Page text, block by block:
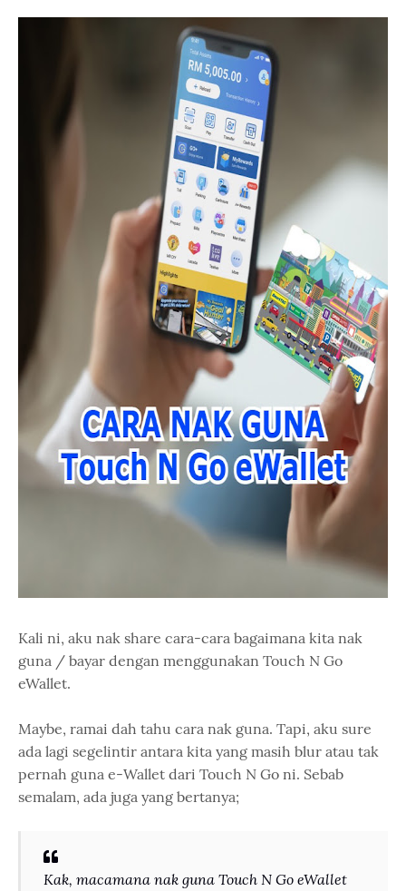
Kali ni, aku nak share cara-cara bagaimana kita nak
guna / bayar dengan menggunakan Touch N Go
eWallet.
Maybe, ramai dah tahu cara nak guna. Tapi, aku sure
ada lagi segelintir antara kita yang masih blur atau tak
pernah guna e-Wallet dari Touch N Go ni. Sebab
semalam, ada juga yang bertanya;
Kak, macamana nak guna Touch N Go eWallet